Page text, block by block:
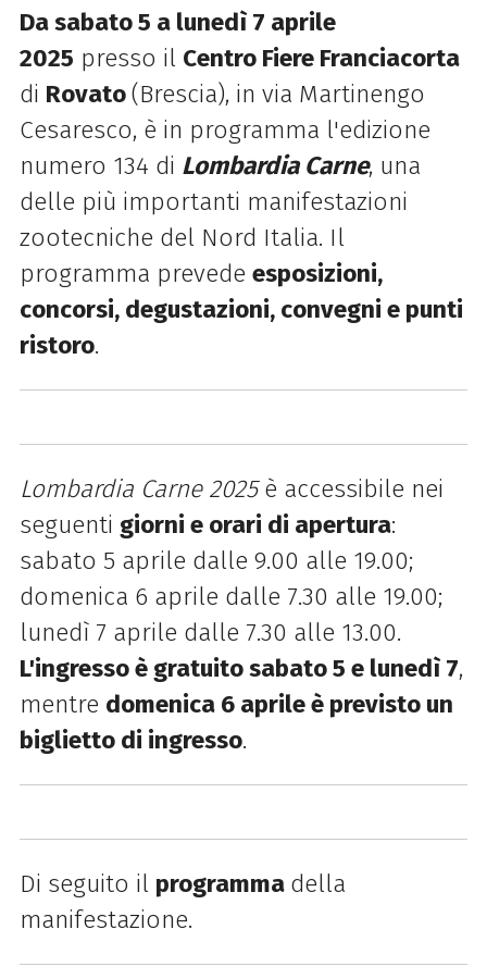
Da sabato 5 a lunedì 7 aprile
2025 presso il Centro Fiere Franciacorta
di Rovato(Brescia), in via Martinengo
Cesaresco, è in programma l'edizione
numero 134 di Lombardia Carne, una
delle più importanti manifestazioni
zootecniche del Nord Italia. Il
programma prevede esposizioni,
concorsi, degustazioni, convegni e punti
ristoro.
Lombardia Carne 2025è accessibile nei
seguenti giorni e orari di apertura:
sabato 5 aprile dalle 9.00 alle 19.00;
domenica 6 aprile dalle 7.30 alle 19.00;
lunedì 7 aprile dalle 7.30 alle 13.00.
L'ingresso è gratuito sabato 5 e lunedì 7,
mentre domenica 6 aprile è previsto un
biglietto di ingresso.
Di seguito il programma della
manifestazione.